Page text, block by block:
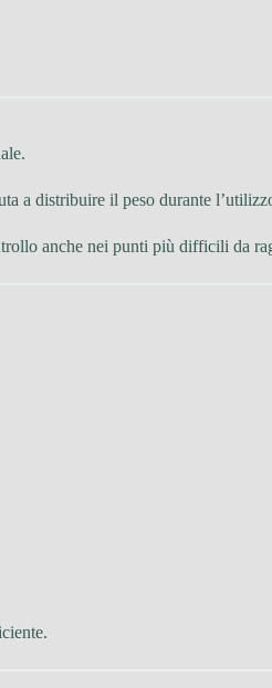
a distribuire il peso durante
anche nei punti più difficili da